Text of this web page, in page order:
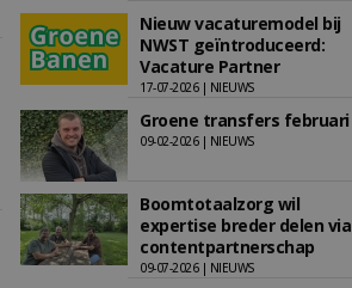
Nieuw vacaturemodel bij
NWST geïntroduceerd:
Vacature Partner
17-07-2026 | NIEUWS
Groene transfers februari
09-02-2026 | NIEUWS
Boomtotaalzorg wil
expertise breder delen via
contentpartnerschap
09-07-2026 | NIEUWS